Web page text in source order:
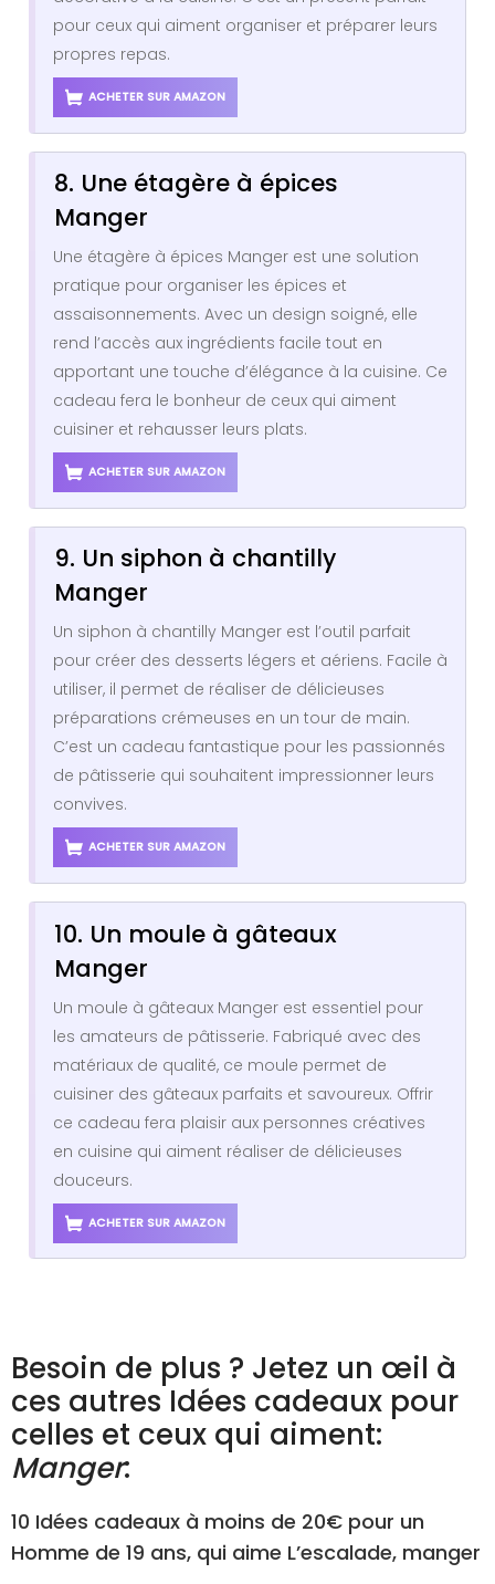
pour ceux qui aiment organiser et préparer leurs
propres repas.
ACHETER SUR AMAZON
8. Une étagère à épices
Manger
Une étagère à épices Manger est une solution
pratique pour organiser les épices et
assaisonnements. Avec un design soigné, elle
rend l’accès aux ingrédients facile tout en
apportant une touche d’élégance à la cuisine. Ce
cadeau fera le bonheur de ceux qui aiment
cuisiner et rehausser leurs plats.
ACHETER SUR AMAZON
9. Un siphon à chantilly
Manger
Un siphon à chantilly Manger est l’outil parfait
pour créer des desserts légers et aériens. Facile à
utiliser, il permet de réaliser de délicieuses
préparations crémeuses en un tour de main.
C’est un cadeau fantastique pour les passionnés
de pâtisserie qui souhaitent impressionner leurs
convives.
ACHETER SUR AMAZON
10. Un moule à gâteaux
Manger
Un moule à gâteaux Manger est essentiel pour
les amateurs de pâtisserie. Fabriqué avec des
matériaux de qualité, ce moule permet de
cuisiner des gâteaux parfaits et savoureux. Offrir
ce cadeau fera plaisir aux personnes créatives
en cuisine qui aiment réaliser de délicieuses
douceurs.
ACHETER SUR AMAZON
Besoin de plus ? Jetez un œil à
ces autres Idées cadeaux pour
celles et ceux qui aiment:
Manger:
10 Idées cadeaux à moins de 20€ pour un
Homme de 19 ans, qui aime L’escalade, manger